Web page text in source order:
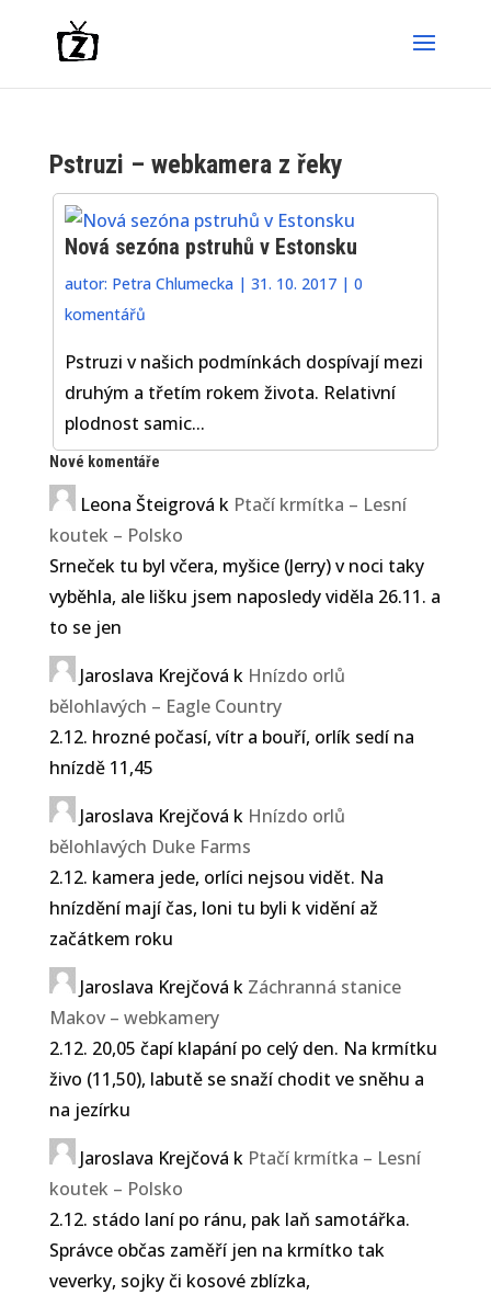
Pstruzi – webkamera z řeky
Nová sezóna pstruhů v Estonsku
autor: Petra Chlumecka |31. 10. 2017 |0
komentářů
Pstruzi v našich podmínkách dospívají mezi
druhým a třetím rokem života. Relativní
plodnost samic...
Nové komentáře
Leona Šteigrová k Ptačí krmítka – Lesní
koutek – Polsko
Srneček tu byl včera, myšice (Jerry) v noci taky
vyběhla, ale lišku jsem naposledy viděla 26.11. a
to se jen
Jaroslava Krejčová k Hnízdo orlů
bělohlavých – Eagle Country
2.12. hrozné počasí, vítr a bouří, orlík sedí na
hnízdě 11,45
Jaroslava Krejčová k Hnízdo orlů
bělohlavých Duke Farms
2.12. kamera jede, orlíci nejsou vidět. Na
hnízdění mají čas, loni tu byli k vidění až
začátkem roku
Jaroslava Krejčová k Záchranná stanice
Makov – webkamery
2.12. 20,05 čapí klapání po celý den. Na krmítku
živo (11,50), labutě se snaží chodit ve sněhu a
na jezírku
Jaroslava Krejčová k Ptačí krmítka – Lesní
koutek – Polsko
2.12. stádo laní po ránu, pak laň samotářka.
Správce občas zaměří jen na krmítko tak
veverky, sojky či kosové zblízka,